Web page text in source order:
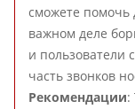
сможете помочь
важном деле
и пользователи
часть звонков
Рекомендации: